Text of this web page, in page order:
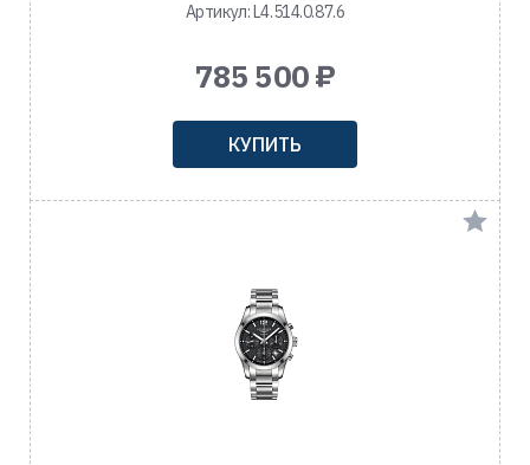
Артикул: L4.514.0.87.6
785 500 ₽
КУПИТЬ